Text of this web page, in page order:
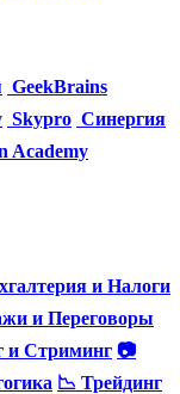
GeekBrains
Skypro Синергия
Academy
и Налоги
и Переговоры
и Стриминг 📷
📉 Трейдинг